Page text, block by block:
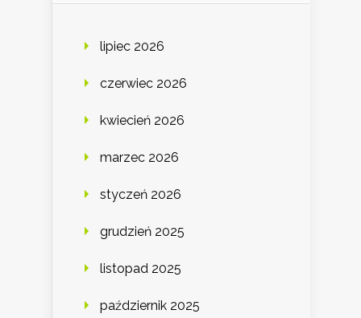
lipiec 2026
czerwiec 2026
kwiecień 2026
marzec 2026
styczeń 2026
grudzień 2025
listopad 2025
październik 2025